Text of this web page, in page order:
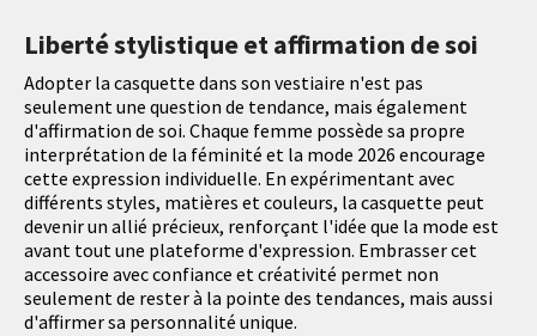
Liberté stylistique et affirmation de soi
Adopter la casquette dans son vestiaire n'est pas
seulement une question de tendance, mais également
d'affirmation de soi. Chaque femme possède sa propre
interprétation de la féminité et la mode 2026 encourage
cette expression individuelle. En expérimentant avec
différents styles, matières et couleurs, la casquette peut
devenir un allié précieux, renforçant l'idée que la mode est
avant tout une plateforme d'expression. Embrasser cet
accessoire avec confiance et créativité permet non
seulement de rester à la pointe des tendances, mais aussi
d'affirmer sa personnalité unique.